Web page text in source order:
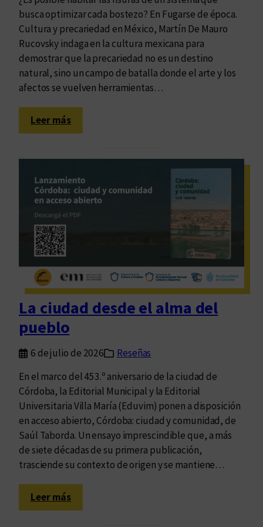
e
n
C
ó
r
d
o
b
a
u
e
s
o
m
o
s
:
c
e
r
s
s
c
n
a
r
a
K
l
i
m
o
busca optimizar cada bostezo? En Fugarse de época.
Cultura y precariedad en México, Martín De Mauro
Rucovsky indaga en la cultura mexicana para
demostrar que la precariedad no es un destino
natural, sino un campo de batalla donde el arte y los
afectos se vuelven herramientas…
Leer más:
M
a
e
s
e
ñ
e
F
u
g
a
r
s
e
d
e
é
La ciudad desde el alma del
pueblo
6 de julio de 2026
Reseñas
En el marco del 453.º aniversario de la ciudad de
Córdoba, la Editorial Municipal y la Editorial
Universitaria Villa María (Eduvim) ponen a disposición
en acceso abierto, Córdoba: ciudad y comunidad, de
Saúl Taborda. Un ensayo imprescindible que, a más
de siete décadas de su primera publicación,
trasciende su contexto de origen y se mantiene…
Leer más:
L